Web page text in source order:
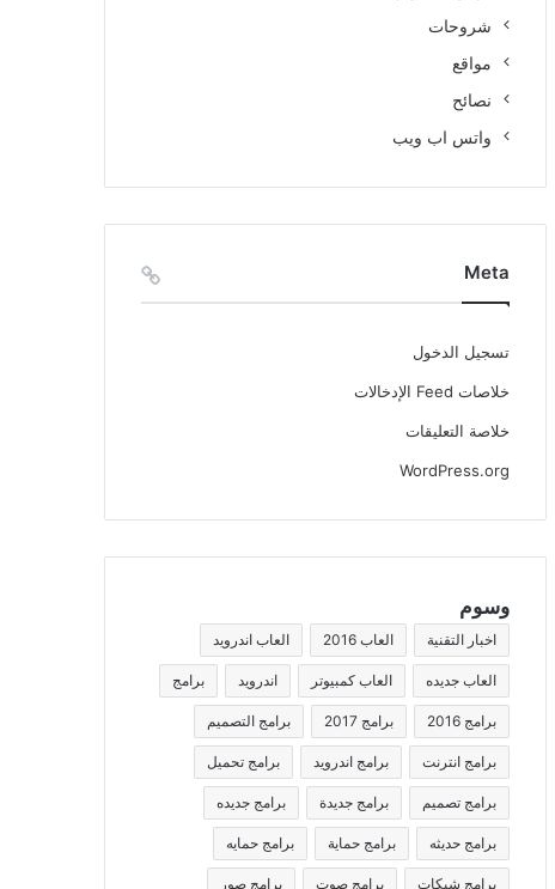
شروحات
مواقع
نصائح
واتس اب ويب
Meta
تسجيل الدخول
خلاصات Feed الإدخالات
خلاصة التعليقات
WordPress.org
وسوم
اخبار التقنية العاب 2016 العاب اندرويد
العاب جديده العاب كمبيوتر اندرويد برامج
برامج 2016 برامج 2017 برامج التصميم
برامج انترنت برامج اندرويد برامج تحميل
برامج تصميم برامج جديدة برامج جديده
برامج حديثه برامج حماية برامج حمايه
برامج شبكات برامج صوت برامج صور